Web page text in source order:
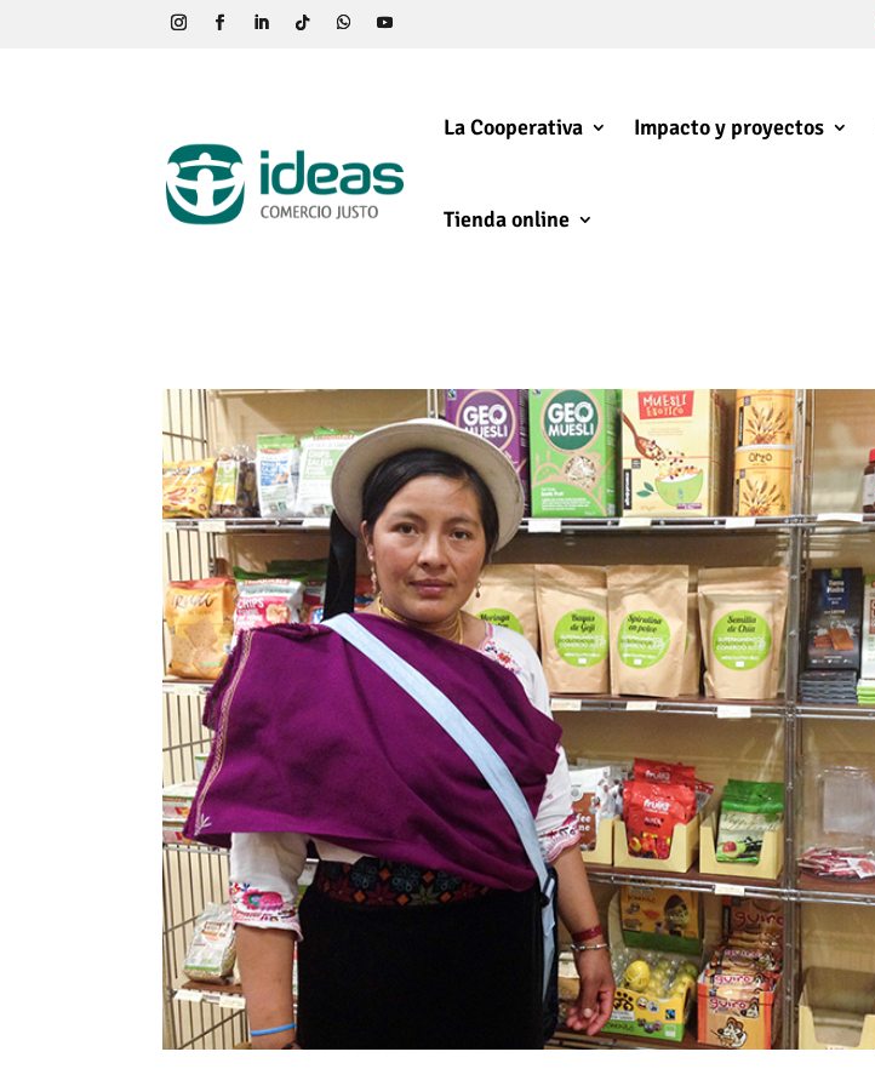
La Cooperativa Impacto y proyectos
Tienda online